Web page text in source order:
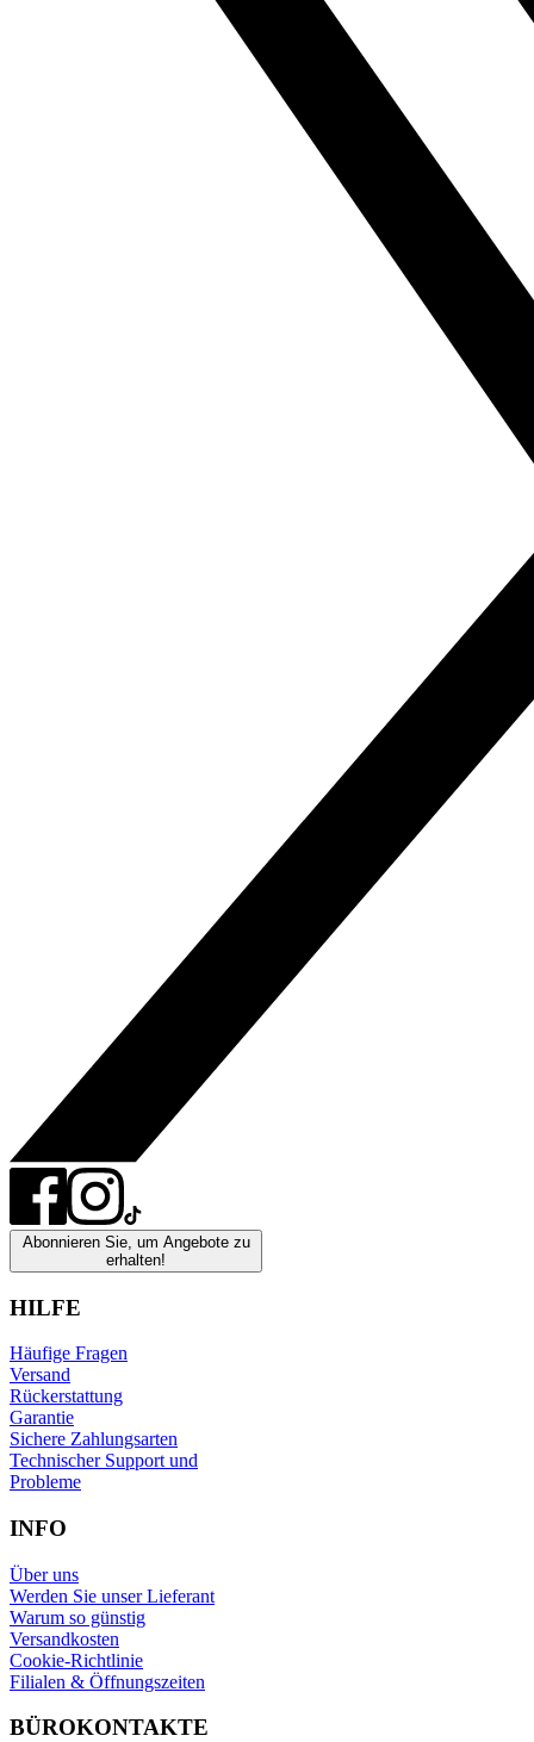
Abonnieren Sie, um Angebote zu
erhalten!
HILFE
Häufige Fragen
Versand
Rückerstattung
Garantie
Sichere Zahlungsarten
Technischer Support und
Probleme
INFO
Über uns
Werden Sie unser Lieferant
Warum so günstig
Versandkosten
Cookie-Richtlinie
Filialen & Öffnungszeiten
BÜROKONTAKTE